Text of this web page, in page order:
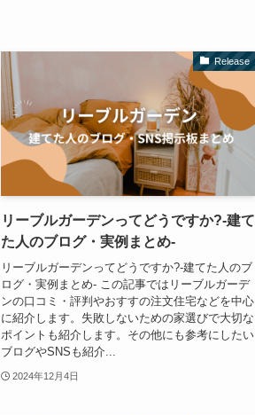
Release
リーブルガーデンってどうですか?-建て
た人のブログ・実例まとめ-
リーブルガーデンってどうですか?-建てた人のブ
ログ・実例まとめ- この記事ではリーブルガーデ
ンの口コミ・評判やおすすの注文住宅などを中心
に紹介します。失敗しないための家選びで大切な
ポイントも紹介します。その他にも参考にしたい
ブログやSNSも紹介...
2024年12月4日